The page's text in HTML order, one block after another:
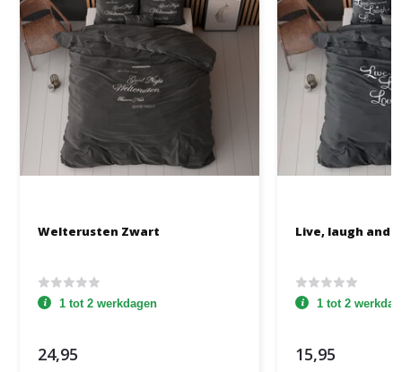
Welterusten Zwart
1 tot 2 werkdagen
24,95
Live, laugh and
1 tot 2
15,95